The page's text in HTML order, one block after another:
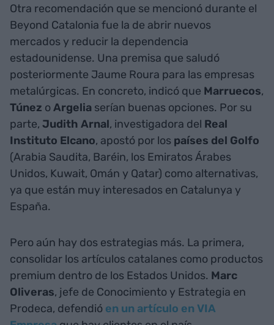
Otra recomendación que se mencionó durante el
Beyond Catalonia fue la de abrir nuevos
mercados y reducir la dependencia
estadounidense. Una premisa que saludó
posteriormente Jaume Roura para las empresas
metalúrgicas. En concreto, indicó que Marruecos,
Túnez oArgelia serían buenas opciones. Por su
parte, Judith Arnal, investigadora del Real
Instituto Elcano, apostó por los países del Golfo
(Arabia Saudita, Baréin, los Emiratos Árabes
Unidos, Kuwait, Omán y Qatar) como alternativas,
ya que están muy interesados en Catalunya y
España.
Pero aún hay dos estrategias más. La primera,
consolidar los artículos catalanes como productos
premium dentro de los Estados Unidos. Marc
Oliveras, jefe de Conocimiento y Estrategia en
Prodeca, defendió en un artículo en VIA